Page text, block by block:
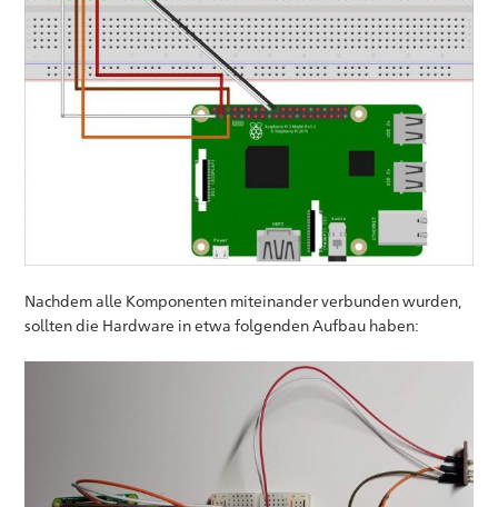
Nachdem alle Komponenten miteinander verbunden wurden,
sollten die Hardware in etwa folgenden Aufbau haben: